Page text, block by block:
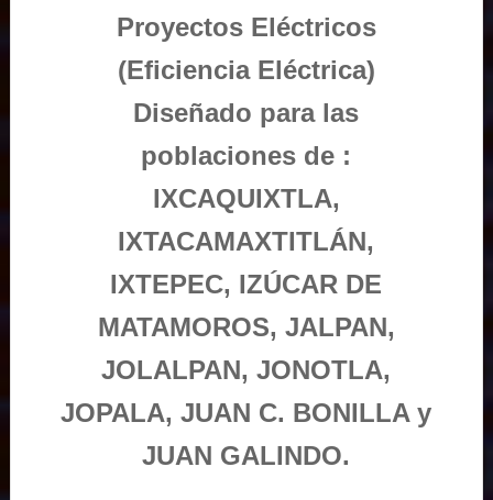
Proyectos Eléctricos
(Eficiencia Eléctrica)
Diseñado para las
poblaciones de :
IXCAQUIXTLA,
IXTACAMAXTITLÁN,
IXTEPEC, IZÚCAR DE
MATAMOROS, JALPAN,
JOLALPAN, JONOTLA,
JOPALA, JUAN C. BONILLA y
JUAN GALINDO.